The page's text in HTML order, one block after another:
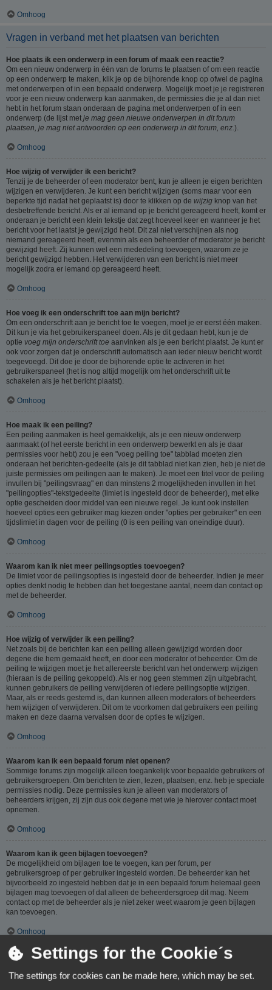
Omhoog
Vragen in verband met het plaatsen van berichten
Hoe plaats ik een onderwerp in een forum of maak een reactie?
Om een nieuw onderwerp in één van de forums te plaatsen of om een reactie
op een onderwerp te maken, klik je op de bijhorende knop op ofwel de pagina
met onderwerpen of in een bepaald onderwerp. Mogelijk moet je je registreren
voor je een nieuw onderwerp kan aanmaken, de permissies die je al dan niet
hebt in het forum staan onderaan de pagina met onderwerpen of in een
onderwerp (de lijst met je mag geen nieuwe onderwerpen in dit forum
plaatsen, je mag niet antwoorden op een onderwerp in dit forum, enz. ).
Omhoog
Hoe wijzig of verwijder ik een bericht?
Tenzij je de beheerder of een moderator bent, kun je alleen je eigen berichten
wijzigen en verwijderen. Je kunt een bericht wijzigen (soms maar voor een
beperkte tijd nadat het geplaatst is) door te klikken op de wijzig knop van het
desbetreffende bericht. Als er al iemand op je bericht gereageerd heeft, komt er
onderaan je bericht een klein tekstje dat zegt hoeveel keer en wanneer je het
bericht voor het laatst je gewijzigd hebt. Dit zal niet verschijnen als nog
niemand gereageerd heeft, evenmin als een beheerder of moderator je bericht
gewijzigd heeft. Zij kunnen wel een mededeling toevoegen, waarom ze je
bericht gewijzigd hebben. Het verwijderen van een bericht is niet meer
mogelijk zodra er iemand op gereageerd heeft.
Omhoog
Hoe voeg ik een onderschrift toe aan mijn bericht?
Om een onderschrift aan je bericht toe te voegen, moet je er eerst één maken.
Dit kun je via het gebruikerspaneel doen. Als je dit gedaan hebt, kun je de
optie voeg mijn onderschrift toe aanvinken als je een bericht plaatst. Je kunt er
ook voor zorgen dat je onderschrift automatisch aan ieder nieuw bericht wordt
toegevoegd. Dit doe je door de bijhorende optie te activeren in het
gebruikerspaneel (het is nog altijd mogelijk om het onderschrift uit te
schakelen als je het bericht plaatst).
Omhoog
Hoe maak ik een peiling?
Een peiling aanmaken is heel gemakkelijk, als je een nieuw onderwerp
aanmaakt (of het eerste bericht in een onderwerp bewerkt en als je daar
permissies voor hebt) zou je een "voeg peiling toe" tabblad moeten zien
onderaan het berichten-gedeelte (als je dit tabblad niet kan zien, heb je niet de
juiste permissies om peilingen aan te maken). Je moet een titel voor de peiling
invullen bij "peilingsvraag" en dan minstens 2 mogelijkheden invullen in het
"peilingopties"-tekstgedeelte (limiet is ingesteld door de beheerder), met elke
optie gescheiden door middel van een nieuwe regel. Je kunt ook instellen
hoeveel opties een gebruiker mag kiezen onder "opties per gebruiker" en een
tijdslimiet in dagen voor de peiling (0 is een peiling van oneindige duur).
Omhoog
Waarom kan ik niet meer peilingsopties toevoegen?
De limiet voor de peilingsopties is ingesteld door de beheerder. Indien je meer
opties denkt nodig te hebben dan het toegestane aantal, neem dan contact op
met de beheerder.
Omhoog
Hoe wijzig of verwijder ik een peiling?
Net zoals bij de berichten kan een peiling alleen gewijzigd worden door
degene die hem gemaakt heeft, en door een moderator of beheerder. Om de
peiling te wijzigen moet je het allereerste bericht van het onderwerp wijzigen
(hieraan is de peiling gekoppeld). Als er nog geen stemmen zijn uitgebracht,
kunnen gebruikers de peiling verwijderen of iedere peilingsoptie wijzigen.
Maar, als er reeds gestemd is, dan kunnen alleen moderators of beheerders
hem wijzigen of verwijderen. Dit om te voorkomen dat gebruikers een peiling
maken en deze daarna vervalsen door de opties te wijzigen.
Omhoog
Waarom kan ik een bepaald forum niet openen?
Sommige forums zijn mogelijk alleen toegankelijk voor bepaalde gebruikers of
gebruikersgroepen. Om berichten te zien, lezen, plaatsen, enz. heb je speciale
permissies nodig. Deze permissies kun je alleen van moderators of
beheerders krijgen, zij zijn dus ook degene met wie je hierover contact moet
opnemen.
Omhoog
Waarom kan ik geen bijlagen toevoegen?
De mogelijkheid om bijlagen toe te voegen, kan per forum, per
gebruikersgroep of per gebruiker ingesteld worden. De beheerder kan het
bijvoorbeeld zo ingesteld hebben dat je in een bepaald forum helemaal geen
bijlagen mag toevoegen of dat alleen de beheerdersgroep dit mag. Neem
contact op met de beheerder als je niet zeker weet waarom je geen bijlagen
kan toevoegen.
Omhoog
Waarom ontving ik een waarschuwing?
Op ieder forum gelden specifieke regels, als je één van deze regels (volgens
de beheerder) overtreedt, kun je een waarschuwing ontvangen. Het sturen van
Settings for the Cookie´s
The settings for cookies can be made here, which may be set.